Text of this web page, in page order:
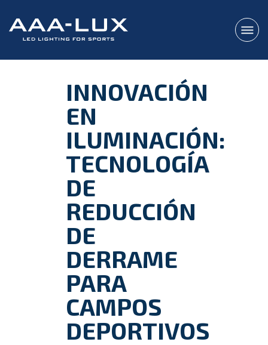
INNOVACIÓN
EN
ILUMINACIÓN:
TECNOLOGÍA
DE
REDUCCIÓN
DE
DERRAME
PARA
CAMPOS
DEPORTIVOS